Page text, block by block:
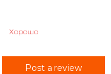
Хорошо
Post a review